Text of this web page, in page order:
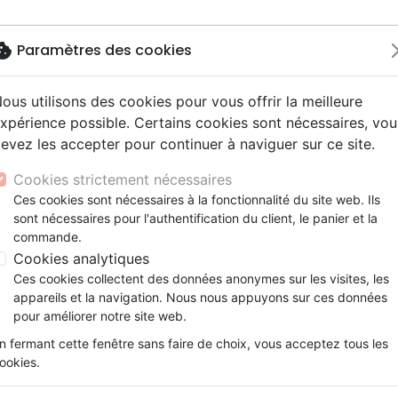
NouveautésBibles
Testaments
Etude biblique
Segond 21
Segond
NEG
Livres
Bandes dessinées
Famille, couple
Souffrance, Relation d'aide
Santé
eBooks
Couple
Découverte de la foi
Méditations
Souffrance, Relation d'aide
Psychologie
ans
Adolescents, jeunes
Bibles jeunesse
Latino, Folk
Soul
Rap, Hip-hop
Instrumental
Louange, Adoration
Hardrock, Métal
animés
conférences
Films, fiction
Documentaires, reportages
Jeux
Accessoires de Bible
Papeterie
du Christ [DVD] (La)
La Résurrection du Christ
Description
Découvrez la chasse à l’homme qui
Clavius, un puissant tribun militaire
de résoudre le mystère entourant ce
Paramètres des cookies
utilisons des cookies pour vous offrir la meilleure
possible. Certains cookies sont nécessaires,
les accepter pour continuer à naviguer sur ce site.
Cookies strictement nécessaires
Ces cookies sont nécessaires à la fonctionnalité du site web. Ils
sont nécessaires pour l'authentification du client, le panier et la
commande.
Cookies analytiques
Ces cookies collectent des données anonymes sur les visites, les
appareils et la navigation. Nous nous appuyons sur ces données
pour améliorer notre site web.
fermant cette fenêtre sans faire de choix, vous acceptez tous les